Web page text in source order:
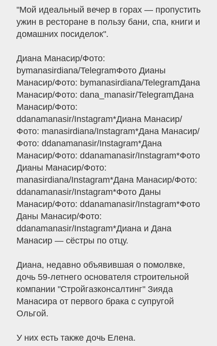
"Мой идеальный вечер в горах — пропустить
ужин в ресторане в пользу бани, спа, книги и
домашних посиделок".
Диана Манасир/Фото:
bymanasirdiana/TelegramФото Дианы
Манасир/Фото: bymanasirdiana/TelegramДана
Манасир/Фото: dana_manasir/TelegramДана
Манасир/Фото:
ddanamanasir/Instagram*Диана Манасир/
Фото: manasirdiana/Instagram*Дана Манасир/
Фото: ddanamanasir/Instagram*Дана
Манасир/Фото: ddanamanasir/Instagram*Фото
Дианы Манасир/Фото:
manasirdiana/Instagram*Дана Манасир/Фото:
ddanamanasir/Instagram*Фото Даны
Манасир/Фото: ddanamanasir/Instagram*Фото
Даны Манасир/Фото:
ddanamanasir/Instagram*Диана и Дана
Манасир — сёстры по отцу.
Диана, недавно объявившая о помолвке,
дочь 59-летнего основателя строительной
компании "Стройгазконсалтинг" Зияда
Манасира от первого брака с супругой
Ольгой.
У них есть также дочь Елена.